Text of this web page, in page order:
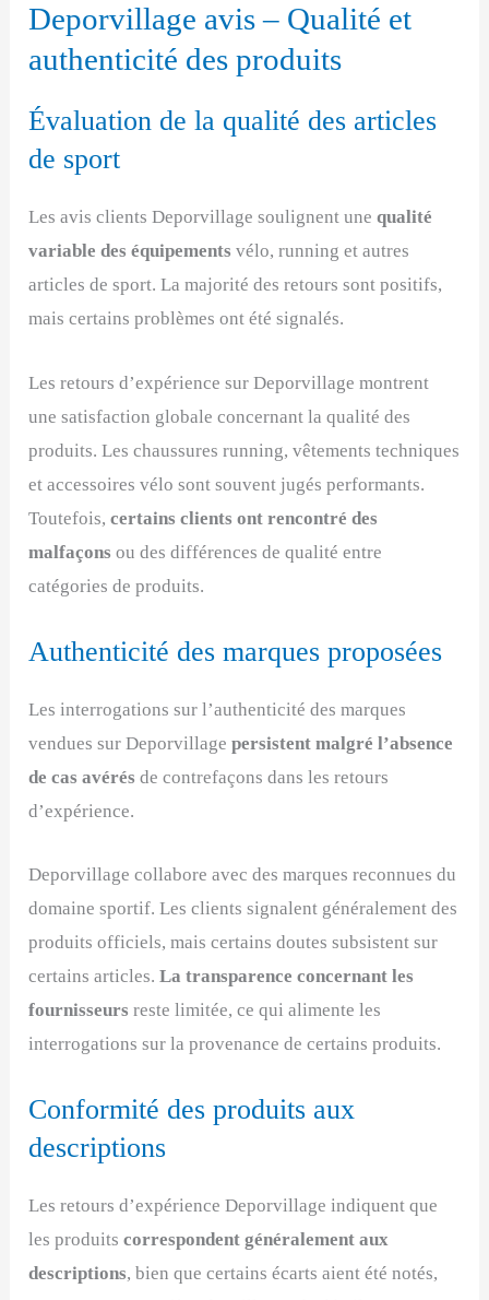
Deporvillage avis – Qualité et
authenticité des produits
Évaluation de la qualité des articles
de sport
Les avis clients Deporvillage soulignent unequalité
variable des équipements vélo, running et autres
articles de sport. La majorité des retours sont positifs,
mais certains problèmes ont été signalés.
Les retours d’expérience sur Deporvillage montrent
une satisfaction globale concernant la qualité des
produits. Les chaussures running, vêtements techniques
et accessoires vélo sont souvent jugés performants.
Toutefois,certains clients ont rencontré des
malfaçons ou des différences de qualité entre
catégories de produits.
Authenticité des marques proposées
Les interrogations sur l’authenticité des marques
vendues sur Deporvillagepersistent malgré l’absence
de cas avérés de contrefaçons dans les retours
d’expérience.
Deporvillage collabore avec des marques reconnues du
domaine sportif. Les clients signalent généralement des
produits officiels, mais certains doutes subsistent sur
certains articles.La transparence concernant les
fournisseurs reste limitée, ce qui alimente les
interrogations sur la provenance de certains produits.
Conformité des produits aux
descriptions
Les retours d’expérience Deporvillage indiquent que
les produitscorrespondent généralement aux
descriptions, bien que certains écarts aient été notés,